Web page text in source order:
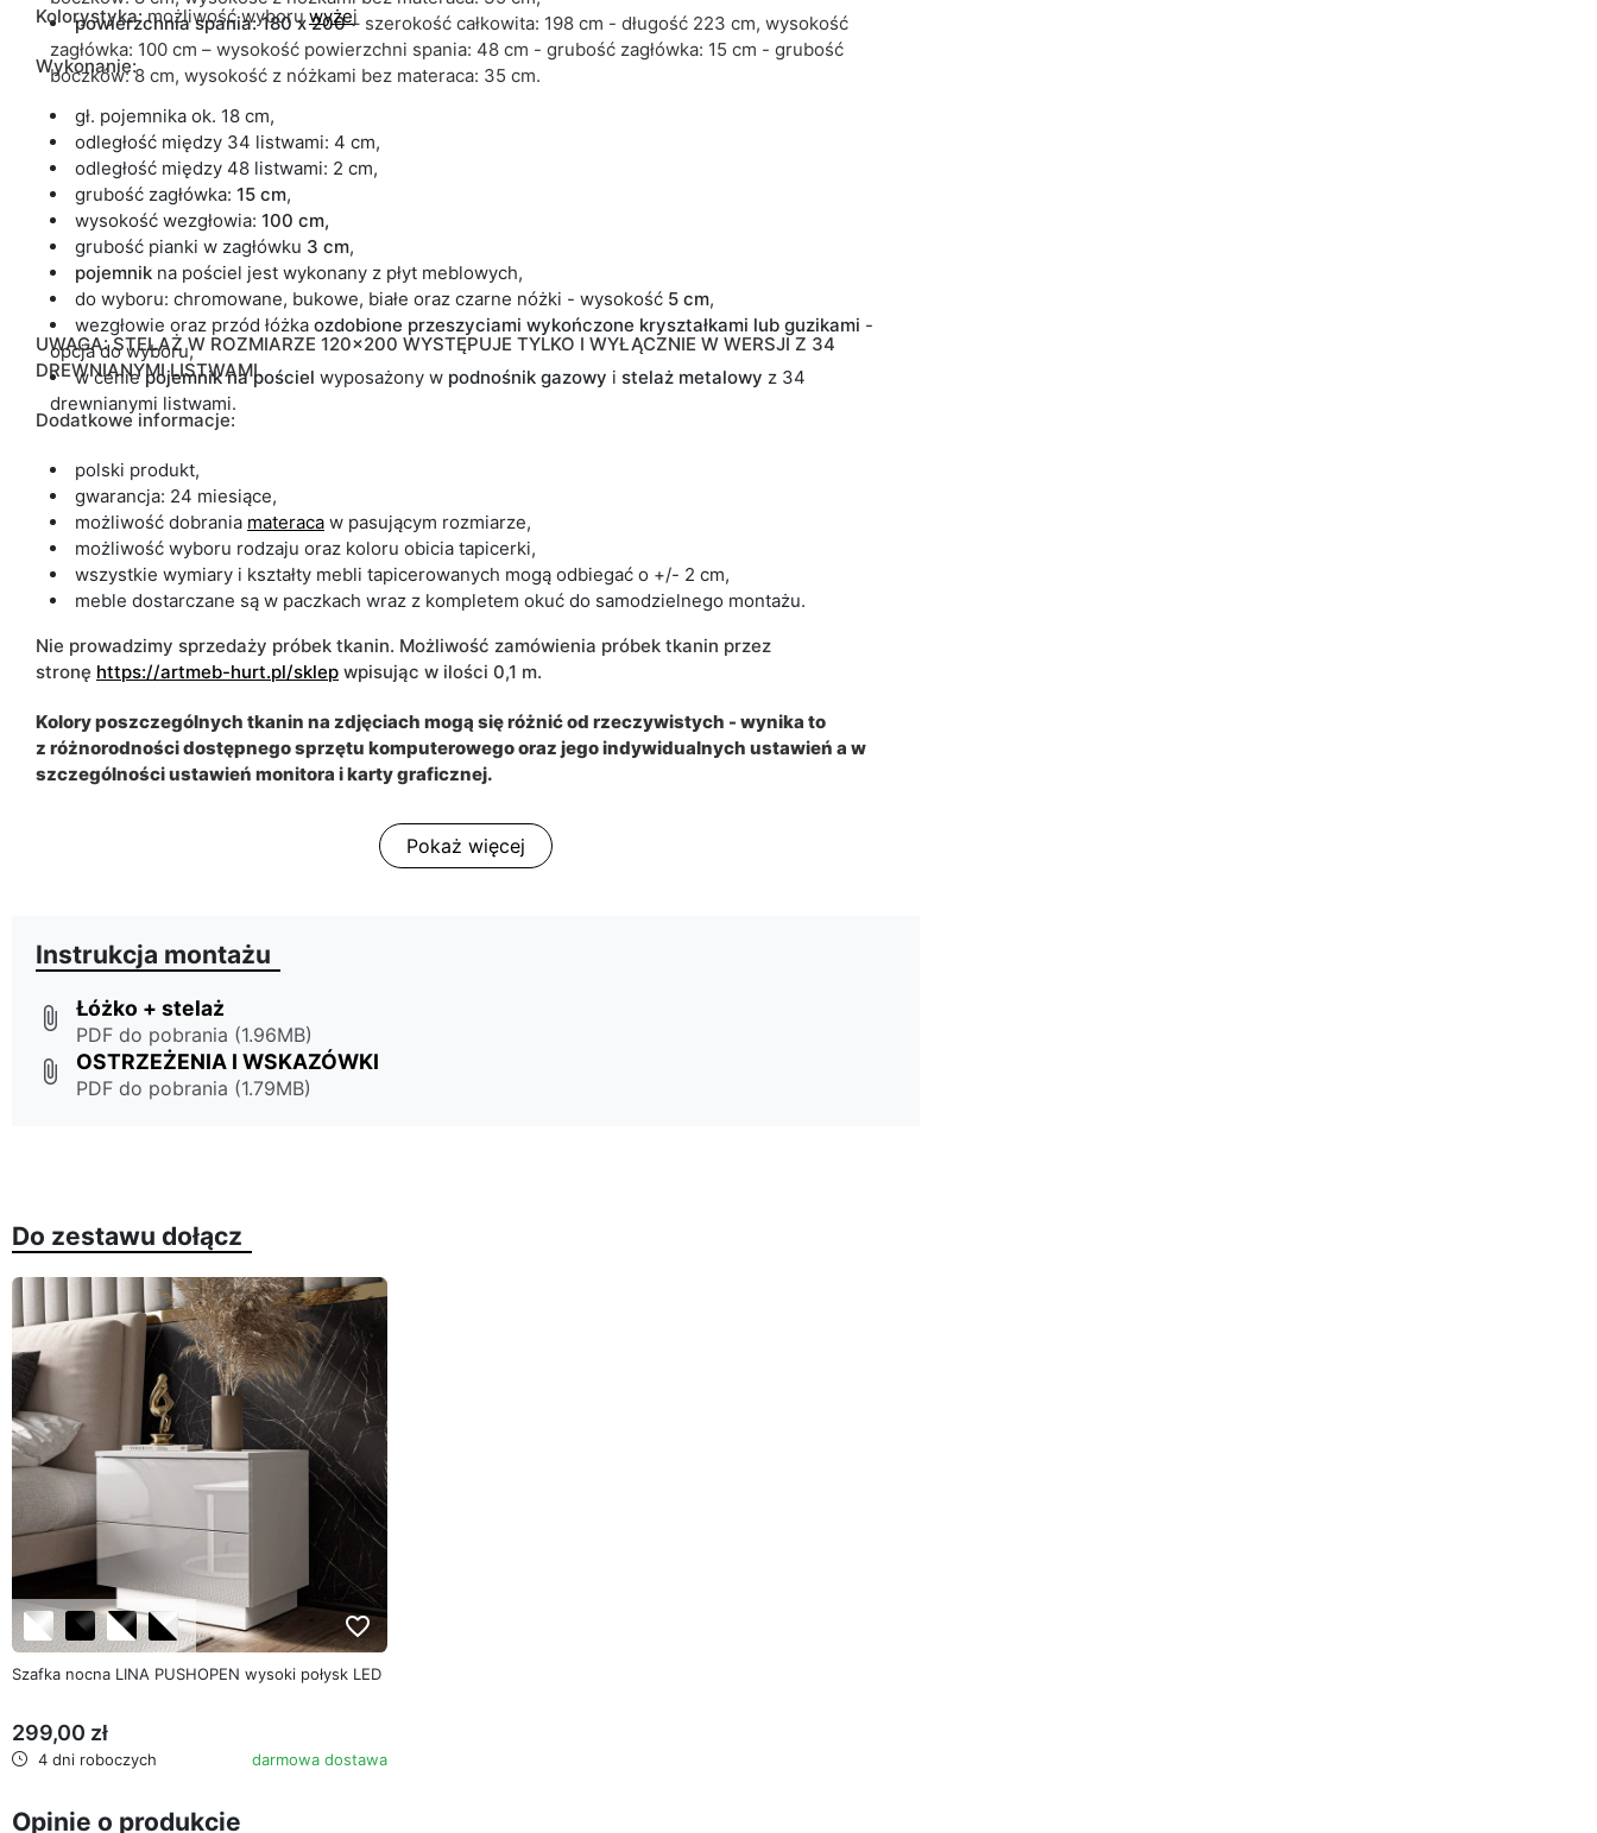
powierzchnia spania: 180 x 200– szerokość całkowita: 198 cm - długość 223 cm, wysokość
zagłówka: 100 cm – wysokość powierzchni spania: 48 cm - grubość zagłówka: 15 cm - grubość
boczków: 8 cm, wysokość z nóżkami bez materaca: 35 cm.
Kolorystyka:możliwość wyboruwyżej
Wykonanie:
gł. pojemnika ok. 18 cm,
odległość między 34 listwami: 4 cm,
odległość między 48 listwami: 2 cm,
grubość zagłówka: 15 cm,
wysokość wezgłowia: 100 cm,
grubość pianki w zagłówku 3 cm,
pojemnik na pościel jest wykonany z płyt meblowych,
do wyboru: chromowane, bukowe, białe oraz czarne nóżki - wysokość 5 cm,
wezgłowie oraz przód łóżka ozdobione przeszyciami wykończone kryształkami lub guzikami -
opcja do wyboru,
w ceniepojemnik na pościel wyposażony w podnośnik gazowy i stelaż metalowy z 34
drewnianymi listwami.
UWAGA: STELAŻ W ROZMIARZE 120x200 WYSTĘPUJE TYLKO I WYŁĄCZNIE W WERSJI Z 34
DREWNIANYMI LISTWAMI.
Dodatkowe informacje:
polski produkt,
gwarancja: 24 miesiące,
możliwość dobrania materaca w pasującym rozmiarze,
możliwość wyboru rodzaju oraz koloru obicia tapicerki,
wszystkie wymiary i kształty mebli tapicerowanych mogą odbiegać o +/- 2 cm,
meble dostarczane są w paczkach wraz z kompletem okuć do samodzielnego montażu.
Nie prowadzimy sprzedaży próbek tkanin. Możliwość zamówienia próbek tkanin przez
stronę https://artmeb-hurt.pl/sklep wpisując w ilości 0,1 m.
Kolory poszczególnych tkanin na zdjęciach mogą się różnić od rzeczywistych - wynika to
z różnorodności dostępnego sprzętu komputerowego oraz jego indywidualnych ustawień a w
szczególności ustawień monitora i karty graficznej.
Pokaż więcej
Instrukcja montażu
attach_file Łóżko + stelaż
PDF do pobrania (1.96MB)
attach_file OSTRZEŻENIA I WSKAZÓWKI
PDF do pobrania (1.79MB)
Do zestawu dołącz
favorite_border
Szafka nocna LINA PUSHOPEN wysoki połysk LED
299,00 zł
4 dni roboczych darmowa dostawa
Opinie o produkcie